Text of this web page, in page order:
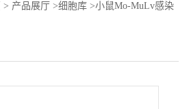
> 产品展厅 >细胞库 >小鼠Mo-MuLv感染